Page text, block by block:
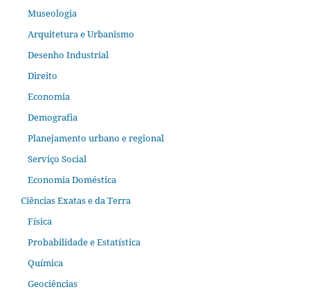
Museologia
Arquitetura e Urbanismo
Desenho Industrial
Direito
Economia
Demografia
Planejamento urbano e regional
Serviço Social
Economia Doméstica
Ciências Exatas e da Terra
Física
Probabilidade e Estatística
Química
Geociências